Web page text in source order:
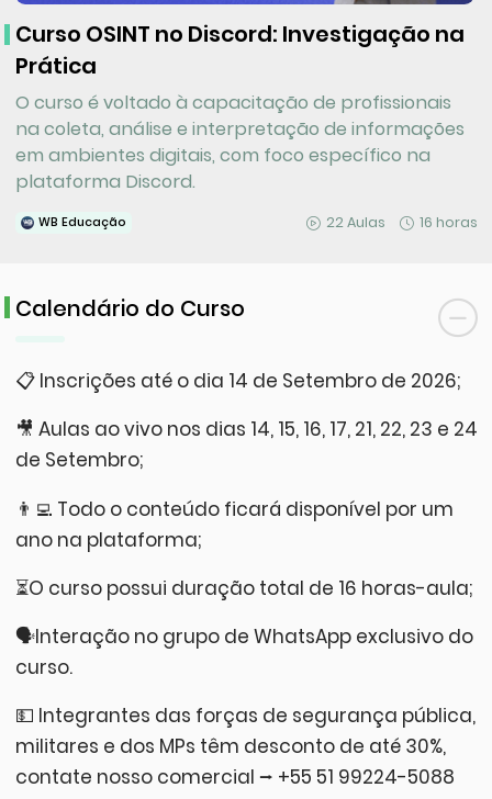
Curso OSINT no Discord: Investigação na
Prática
O curso é voltado à capacitação de profissionais
na coleta, análise e interpretação de informações
em ambientes digitais, com foco específico na
plataforma Discord.
WB Educação 22 Aulas 16 horas
Calendário do Curso
📋 Inscrições até o dia 14 de Setembro de 2026;
🎥 Aulas ao vivo nos dias 14, 15, 16, 17, 21, 22, 23 e 24
de Setembro;
👨‍💻 Todo o conteúdo ficará disponível por um
ano na plataforma;
⏳O curso possui duração total de 16 horas-aula;
🗣️Interação no grupo de WhatsApp exclusivo do
curso.
💵 Integrantes das forças de segurança pública,
militares e dos MPs têm desconto de até 30%,
contate nosso comercial ⭢ +55 51 99224-5088